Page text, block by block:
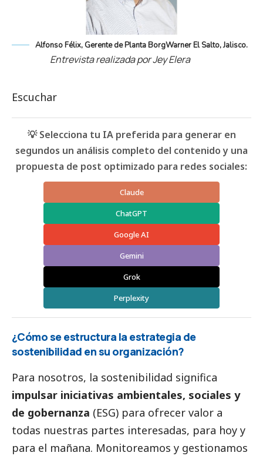
Alfonso Félix, Gerente de Planta BorgWarner El Salto, Jalisco.
Entrevista realizada por Jey Elera
Escuchar
💡 Selecciona tu IA preferida para generar en
segundos un análisis completo del contenido y una
propuesta de post optimizado para redes sociales:
Claude
ChatGPT
Google AI
Gemini
Grok
Perplexity
¿Cómo se estructura la estrategia de
sostenibilidad en su organización?
Para nosotros, la sostenibilidad significa
impulsar iniciativas ambientales, sociales y
de gobernanza (ESG) para ofrecer valor a
todas nuestras partes interesadas, para hoy y
para el mañana. Monitoreamos y gestionamos